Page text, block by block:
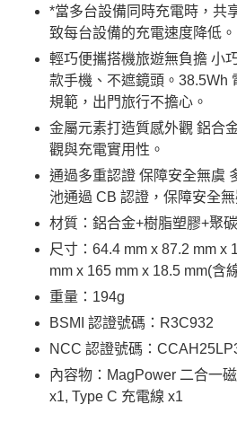
*當多台設備同時充電時，共
致每台設備的充電速度降低。
輕巧便攜搭機旅遊無負擔 小
款手機、不遮鏡頭。38.5Wh
規範，出門旅行不擔心。
金屬元素打造質感外觀 鋁合
觀與充電實用性。
通過多重認證 保障安全無虞
池通過 CB 認證，保障安全無
材質：鋁合金+樹脂塑膠+聚
尺寸：64.4 mm x 87.2 mm x
mm x 165 mm x 18.5 mm(含
重量：194g
BSMI 認證號碼：R3C932
NCC 認證號碼：
內容物：MagPower 二合一
x1, Type C 充電線 x1